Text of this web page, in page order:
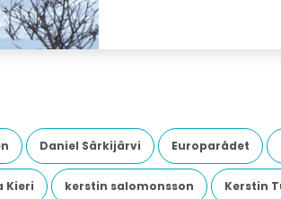
Daniel Särkijärvi Europarådet
Kieri kerstin salomonsson Kerstin